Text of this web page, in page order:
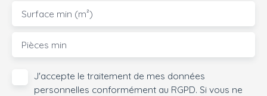
Surface min (m²)
Pièces min
J'accepte le traitement de mes données
personnelles conformément au RGPD. Si vous ne